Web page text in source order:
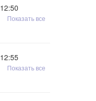
12:50
Показать все
12:55
Показать все